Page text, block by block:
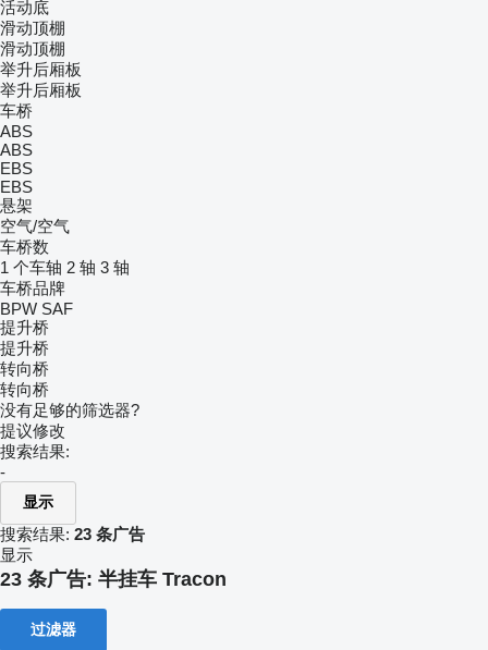
活动底
滑动顶棚
滑动顶棚
举升后厢板
举升后厢板
车桥
ABS
ABS
EBS
EBS
悬架
空气/空气
车桥数
1 个车轴 2 轴 3 轴
车桥品牌
BPW SAF
提升桥
提升桥
转向桥
转向桥
没有足够的筛选器?
提议修改
搜索结果:
-
显示
搜索结果: 23 条广告
显示
23 条广告: 半挂车 Tracon
过滤器